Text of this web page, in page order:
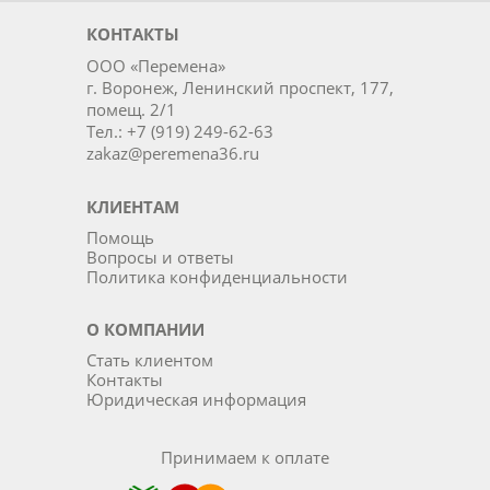
КОНТАКТЫ
ООО «Перемена»
г. Воронеж, Ленинский проспект, 177,
помещ. 2/1
Тел.: +7 (919) 249-62-63
zakaz@peremena36.ru
КЛИЕНТАМ
Помощь
Вопросы и ответы
Политика конфиденциальности
О КОМПАНИИ
Стать клиентом
Контакты
Юридическая информация
Принимаем к оплате